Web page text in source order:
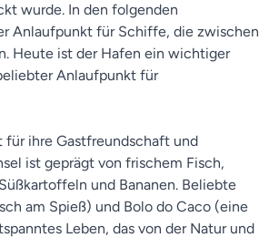
wurde. In den folgenden
Anlaufpunkt für Schiffe, die zwischen
Heute ist der Hafen ein wichtiger
Anlaufpunkt für
für ihre Gastfreundschaft und
ist geprägt von frischem Fisch,
und Bananen. Beliebte
am Spieß) und Bolo do Caco (eine
Leben, das von der Natur und